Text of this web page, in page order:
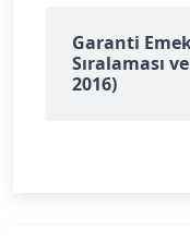
Garanti
Sıralaması
2016)